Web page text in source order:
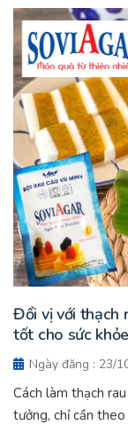
Đổi vị với thạch
tốt cho sức khỏe
Ngày đăng : 23/
Cách làm thạch
tưởng, chỉ cần